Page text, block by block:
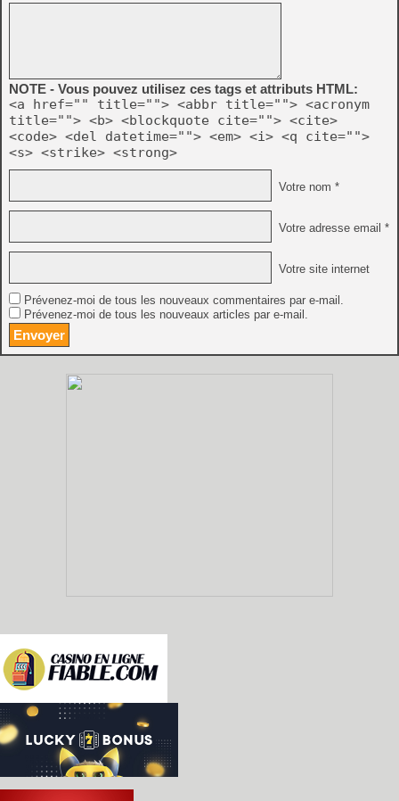
NOTE - Vous pouvez utilisez ces tags et attributs HTML:
<a href="" title=""> <abbr title=""> <acronym
title=""> <b> <blockquote cite=""> <cite>
<code> <del datetime=""> <em> <i> <q cite="">
<s> <strike> <strong>
Votre nom *
Votre adresse email *
Votre site internet
Prévenez-moi de tous les nouveaux commentaires par e-mail.
Prévenez-moi de tous les nouveaux articles par e-mail.